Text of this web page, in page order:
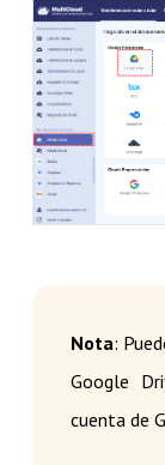
Nota:
Google
cuenta de